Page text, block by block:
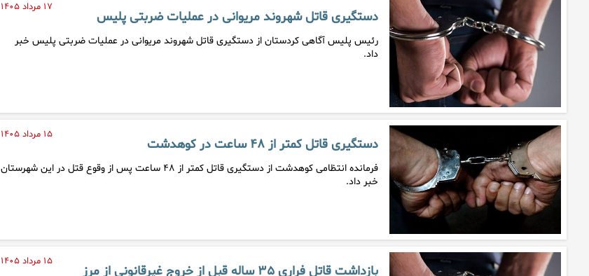
۱۷ مرداد ۱۴۰۵
دستگیری قاتل شهروند مریوانی در عملیات ضربتی پلیس
رئیس پلیس آگاهی کردستان از دستگیری قاتل شهروند مریوانی در عملیات ضربتی پلیس خبر
داد.
۱۵ مرداد ۱۴۰۵
دستگیری قاتل کمتر از ۴۸ ساعت در کوهدشت
فرمانده انتظامی کوهدشت از دستگیری قاتل کمتر از ۴۸ ساعت پس از وقوع قتل در این شهرستان
خبر داد.
۱۵ مرداد ۱۴۰۵
بازداشت قاتل فراری ۳۵ ساله قبل از خروج غیرقانونی از مرز